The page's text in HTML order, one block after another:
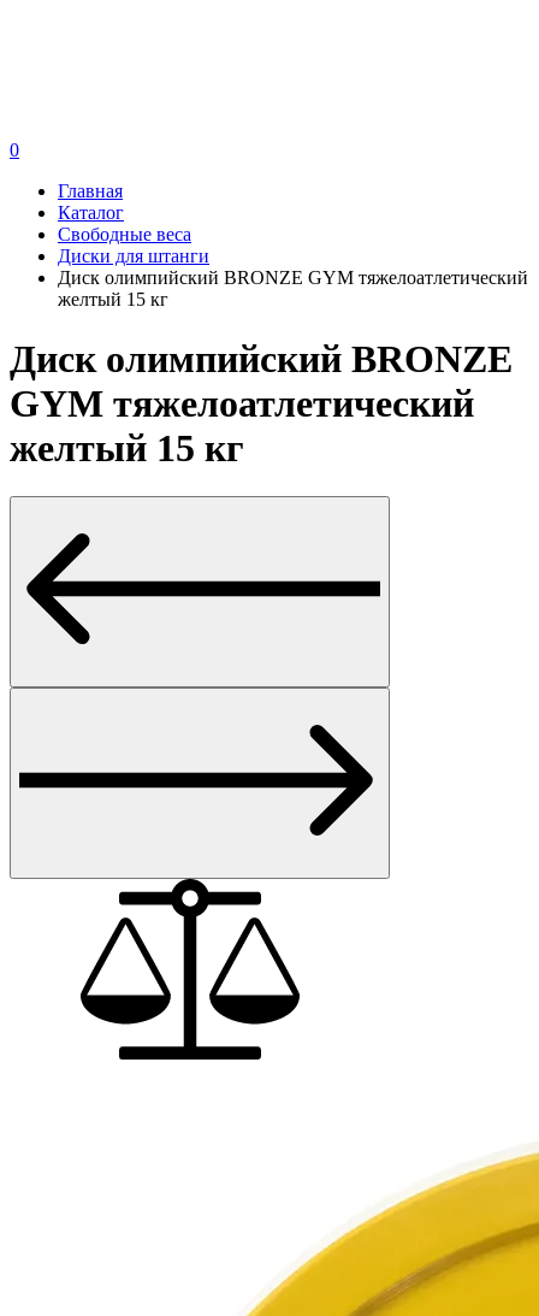
0
Главная
Каталог
Свободные веса
Диски для штанги
Диск олимпийский BRONZE GYM тяжелоатлетический
желтый 15 кг
Диск олимпийский BRONZE
GYM тяжелоатлетический
желтый 15 кг